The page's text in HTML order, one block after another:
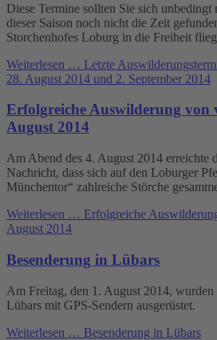
Diese Termine sollten Sie sich unbedingt
dieser Saison noch nicht die Zeit
Storchenhofes Loburg in die Freiheit
Weiterlesen … Letzte
28. August 2014 und 2. September 2014
Erfolgreiche Auswilderung von
August 2014
Am Abend des 4. August 2014 erreichte
Nachricht, dass sich auf den Loburger
Münchentor“ zahlreiche Störche
Weiterlesen … Erfolgreiche
August 2014
Besenderung in Lübars
Am Freitag, den 1. August 2014,
Lübars mit GPS-Sendern ausgerüstet.
Weiterlesen … Besenderung in Lübars